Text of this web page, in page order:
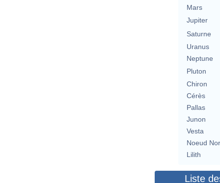
Mars
Jupiter
Saturne
Uranus
Neptune
Pluton
Chiron
Cérès
Pallas
Junon
Vesta
Noeud
Lilith
Liste